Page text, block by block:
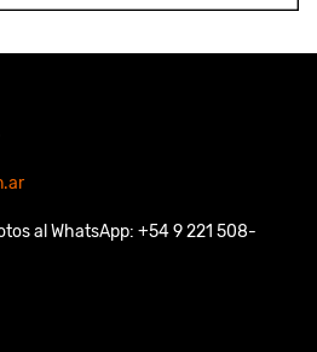
al WhatsApp: +54 9 221 508-